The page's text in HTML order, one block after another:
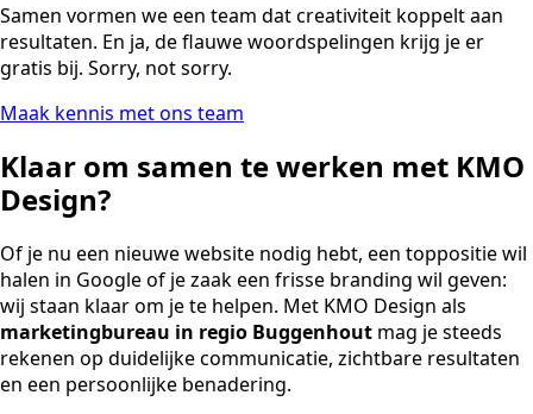
Samen vormen we een team dat creativiteit koppelt aan
resultaten. En ja, de flauwe woordspelingen krijg je er
gratis bij. Sorry, not sorry.
Maak kennis met ons team
Klaar om samen te werken met KMO
Design?
Of je nu een nieuwe website nodig hebt, een toppositie wil
halen in Google of je zaak een frisse branding wil geven:
wij staan klaar om je te helpen. Met KMO Design als
marketingbureau in regio Buggenhout mag je steeds
rekenen op duidelijke communicatie, zichtbare resultaten
en een persoonlijke benadering.